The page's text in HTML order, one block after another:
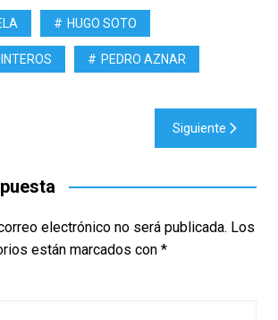
HUGO SOTO
PEDRO AZNAR
Siguiente
electrónico no será publicada. Los
están marcados con *